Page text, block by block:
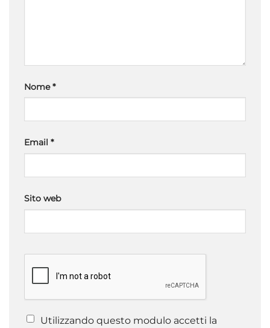
Nome*
Email *
Sito web
Utilizzando questo modulo accetti la